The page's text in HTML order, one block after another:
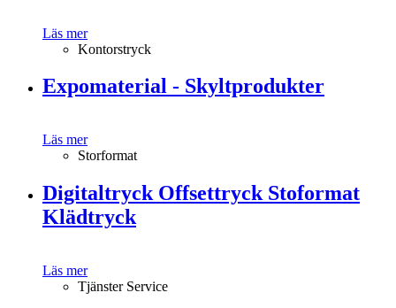
Läs mer
Kontorstryck
Expomaterial - Skyltprodukter
Läs mer
Storformat
Digitaltryck Offsettryck Stoformat
Klädtryck
Läs mer
Tjänster Service